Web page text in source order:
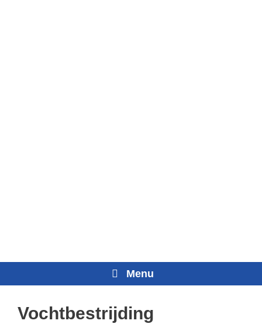
Menu
Vochtbestrijding